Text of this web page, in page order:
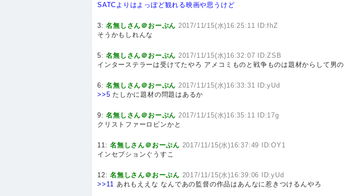
SATCよりはよっぽど観れる映画や思うけど
3:名無しさん＠おーぷん 2017/11/15(水)16:25:11 ID:fhZ
そうかもしれんな
5:名無しさん＠おーぷん 2017/11/15(水)16:32:07 ID:ZSB
インターステラーは受けてたやろ アメコミものと戦争ものは題材からして男の
6:名無しさん＠おーぷん 2017/11/15(水)16:33:31 ID:yUd
>>5 たしかに題材の問題はあるか
9:名無しさん＠おーぷん 2017/11/15(水)16:35:11 ID:17g
クリストファーロビンかと
11:名無しさん＠おーぷん 2017/11/15(水)16:37:49 ID:OY1
インセプションぐうすこ
12:名無しさん＠おーぷん 2017/11/15(水)16:39:06 ID:yUd
>>11 あれもええな なんであの監督の作品はあんなに惹きつけるんやろ